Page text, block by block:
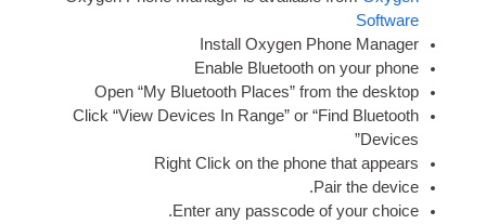
Install Oxy­gen
Enable Bluetooth on
Open “My Bluetooth Places” from
Click “View Devices In Range” or
Right Click on the phone
Enter any passcode of
.